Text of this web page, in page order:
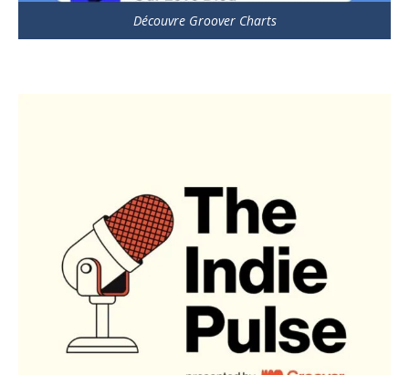
Découvre Groover Charts